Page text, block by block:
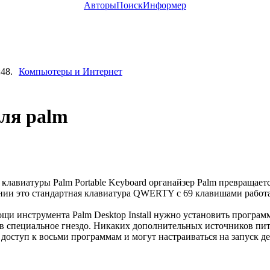
АвторыПоискИнформер
Компьютеры и Интернет
palm
Palm Portable Keyboard органайзер Palm
это стандартная клавиатура QWERTY с 69 клавишами
Palm Desktop Install нужно установить
специальное гнездо. Никаких дополнительных источников
к восьми программам и могут настраиваться на запуск